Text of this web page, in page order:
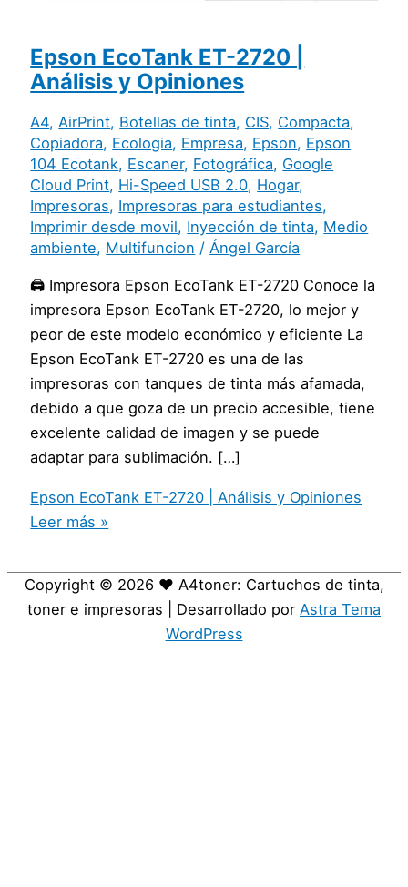
Epson EcoTank ET-2720 |
Análisis y Opiniones
A4, AirPrint, Botellas de tinta, CIS, Compacta,
Copiadora, Ecologia, Empresa, Epson, Epson
104 Ecotank, Escaner, Fotográfica, Google
Cloud Print, Hi-Speed USB 2.0, Hogar,
Impresoras, Impresoras para estudiantes,
Imprimir desde movil, Inyección de tinta, Medio
ambiente, Multifuncion / Ángel García
🖨️ Impresora Epson EcoTank ET-2720 Conoce la
impresora Epson EcoTank ET-2720, lo mejor y
peor de este modelo económico y eficiente La
Epson EcoTank ET-2720 es una de las
impresoras con tanques de tinta más afamada,
debido a que goza de un precio accesible, tiene
excelente calidad de imagen y se puede
adaptar para sublimación. […]
Epson EcoTank ET-2720 | Análisis y Opiniones
Leer más »
Copyright © 2026 ❤️ A4toner: Cartuchos de tinta,
toner e impresoras | Desarrollado por Astra Tema
WordPress